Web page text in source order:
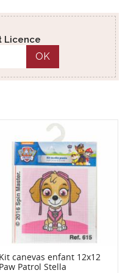
Licence
OK
Kit canevas enfant 12x12
Paw Patrol Stella